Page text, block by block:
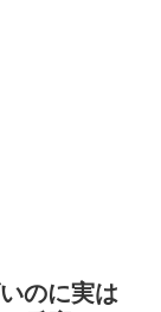
のに実は